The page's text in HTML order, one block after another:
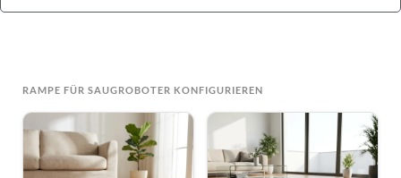
RAMPE FÜR SAUGROBOTER KONFIGURIEREN